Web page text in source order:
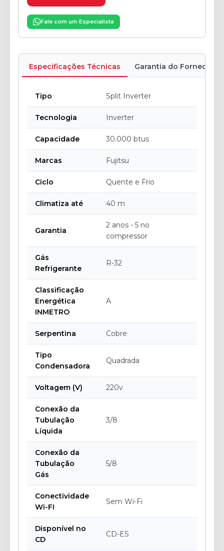
Fale com um Especialista
Especificações Técnicas Garantia do Fornecedor
Tipo Split Inverter
Tecnologia Inverter
Capacidade 30.000 btus
Marcas Fujitsu
Ciclo Quente e Frio
Climatiza até 40 m
Garantia
2 anos - 5 no
compressor
Gás
Refrigerante
R-32
Classificação
Energética
INMETRO
A
Serpentina Cobre
Tipo
Condensadora
Quadrada
Voltagem (V) 220v
Conexão da
Tubulação
Líquida
3/8
Conexão da
Tubulação
Gás
5/8
Conectividade
Wi-FI
Sem Wi-Fi
Disponível no
CD
CD-ES